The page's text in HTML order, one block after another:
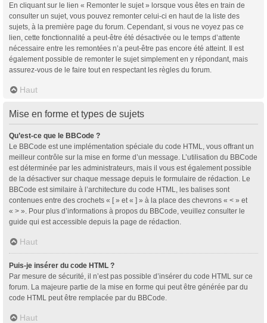
En cliquant sur le lien « Remonter le sujet » lorsque vous êtes en train de
consulter un sujet, vous pouvez remonter celui-ci en haut de la liste des
sujets, à la première page du forum. Cependant, si vous ne voyez pas ce
lien, cette fonctionnalité a peut-être été désactivée ou le temps d’attente
nécessaire entre les remontées n’a peut-être pas encore été atteint. Il est
également possible de remonter le sujet simplement en y répondant, mais
assurez-vous de le faire tout en respectant les règles du forum.
Haut
Mise en forme et types de sujets
Qu’est-ce que le BBCode ?
Le BBCode est une implémentation spéciale du code HTML, vous offrant un
meilleur contrôle sur la mise en forme d’un message. L’utilisation du BBCode
est déterminée par les administrateurs, mais il vous est également possible
de la désactiver sur chaque message depuis le formulaire de rédaction. Le
BBCode est similaire à l’architecture du code HTML, les balises sont
contenues entre des crochets « [ » et « ] » à la place des chevrons « < » et
« > ». Pour plus d’informations à propos du BBCode, veuillez consulter le
guide qui est accessible depuis la page de rédaction.
Haut
Puis-je insérer du code HTML ?
Par mesure de sécurité, il n’est pas possible d’insérer du code HTML sur ce
forum. La majeure partie de la mise en forme qui peut être générée par du
code HTML peut être remplacée par du BBCode.
Haut